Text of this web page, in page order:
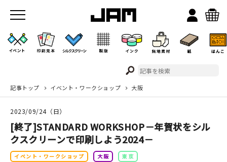
JAMのこと
お店/ワークスペース
記事トップ イベント・ワークショップ 大阪
2023/09/24（日）
[終了]STANDARD WORKSHOP－年賀状をシル
クスクリーンで印刷しよう2024－
イベント・ワークショップ 大阪 東京